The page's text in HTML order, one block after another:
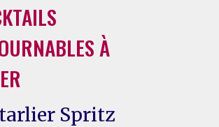
À
Spritz